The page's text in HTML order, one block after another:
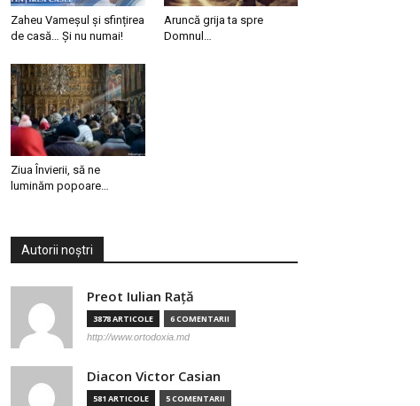
Zaheu Vameșul și sfințirea
de casă… Și nu numai!
Aruncă grija ta spre
Domnul…
Ziua Învierii, să ne
luminăm popoare…
Autorii noștri
Preot Iulian Raţă
3878 ARTICOLE 6 COMENTARII
http://www.ortodoxia.md
Diacon Victor Casian
581 ARTICOLE 5 COMENTARII